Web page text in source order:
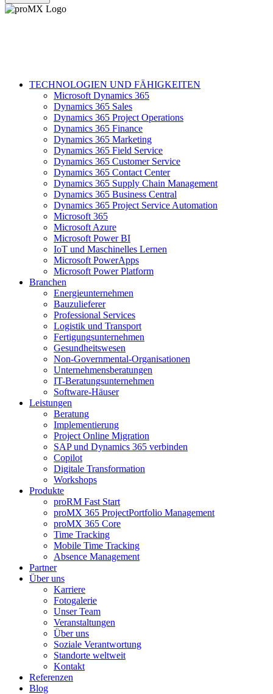
TECHNOLOGIEN UND FÄHIGKEITEN
Microsoft Dynamics 365
Dynamics 365 Sales
Dynamics 365 Project Operations
Dynamics 365 Finance
Dynamics 365 Marketing
Dynamics 365 Field Service
Dynamics 365 Customer Service
Dynamics 365 Contact Center
Dynamics 365 Supply Chain Management
Dynamics 365 Business Central
Dynamics 365 Project Service Automation
Microsoft 365
Microsoft Azure
Microsoft Power BI
IoT und Maschinelles Lernen
Microsoft PowerApps
Microsoft Power Platform
Branchen
Energieunternehmen
Bauzulieferer
Professional Services
Logistik und Transport
Fertigungsunternehmen
Gesundheitswesen
Non-Governmental-Organisationen
Unternehmensberatungen
IT-Beratungsunternehmen
Software-Häuser
Leistungen
Beratung
Implementierung
Project Online Migration
SAP und Dynamics 365 verbinden
Copilot
Digitale Transformation
Workshops
Produkte
proRM Fast Start
proMX 365 ProjectPortfolio Management
proMX 365 Core
Time Tracking
Mobile Time Tracking
Absence Management
Partner
Über uns
Karriere
Fotogalerie
Unser Team
Veranstaltungen
Über uns
Soziale Verantwortung
Standorte weltweit
Kontakt
Referenzen
Blog